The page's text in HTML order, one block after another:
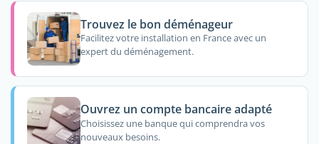
Trouvez le bon déménageur
Facilitez votre installation en France avec un
expert du déménagement.
Ouvrez un compte bancaire adapté
Choisissez une banque qui comprendra vos
nouveaux besoins.